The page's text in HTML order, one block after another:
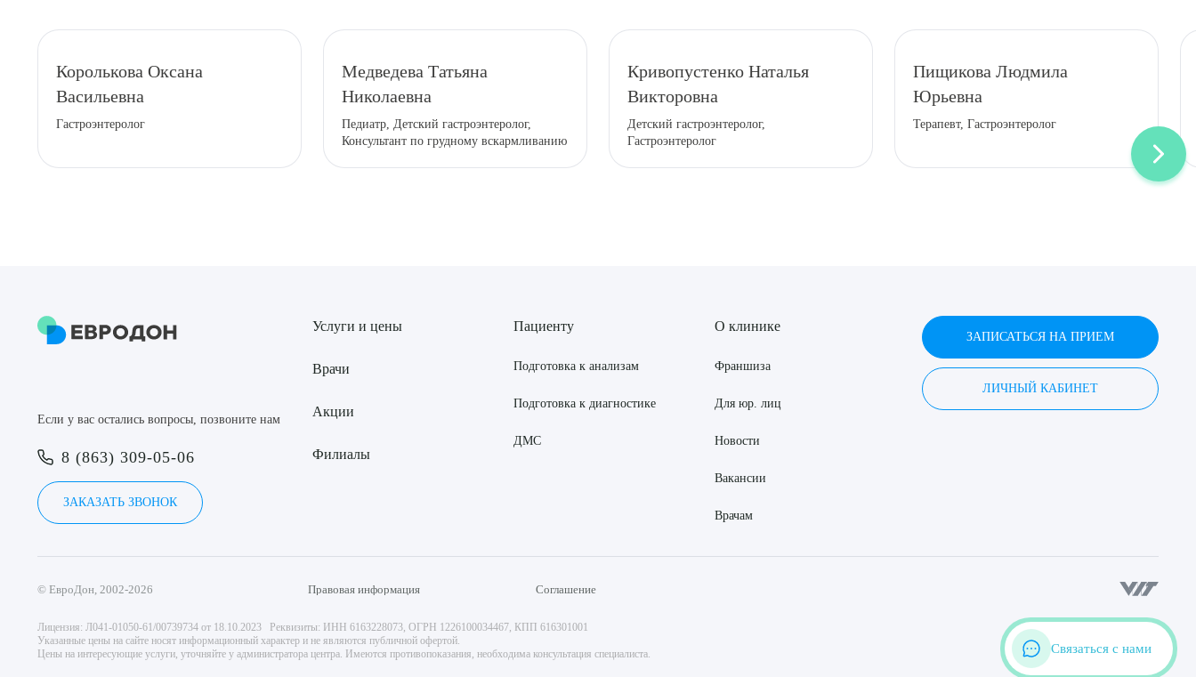
Королькова Оксана
Васильевна
Гастроэнтеролог
Медведева Татьяна
Николаевна
Педиатр, Детский гастроэнтеролог,
Консультант по грудному вскармливанию
Кривопустенко Наталья
Викторовна
Детский гастроэнтеролог,
Гастроэнтеролог
Пищикова Людмила
Юрьевна
Терапевт, Гастроэнтеролог
Если у вас остались вопросы, позвоните нам
8 (863) 309-05-06
ЗАКАЗАТЬ ЗВОНОК
Услуги и цены
Врачи
Акции
Филиалы
Пациенту
Подготовка к анализам
Подготовка к диагностике
ДМС
О клинике
Франшиза
Для юр. лиц
Новости
Вакансии
Врачам
ЗАПИСАТЬСЯ НА ПРИЕМ
ЛИЧНЫЙ КАБИНЕТ
© ЕвроДон, 2002-2026 Правовая информация Соглашение
Лицензия: Л041-01050-61/00739734 от 18.10.2023 Реквизиты: ИНН 6163228073, ОГРН 1226100034467, КПП 616301001
Указанные цены на сайте носят информационный характер и не являются публичной офертой.
Цены на интересующие услуги, уточняйте у администратора центра. Имеются противопоказания, необходима консультация специалиста.
Связаться с нами
Выберите сопутствующую услугу